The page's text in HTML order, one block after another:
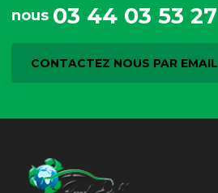
nous 03 44 03 53 27
CONTACTEZ NOUS PAR EMAIL